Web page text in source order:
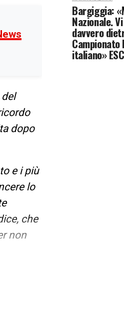
dopo
e i più
lo
che
non
Bargiggia:
Nazionale.
davvero
italiano»